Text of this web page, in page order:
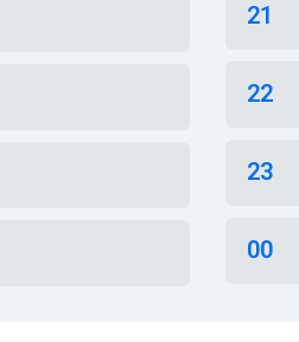
21
22
23
00